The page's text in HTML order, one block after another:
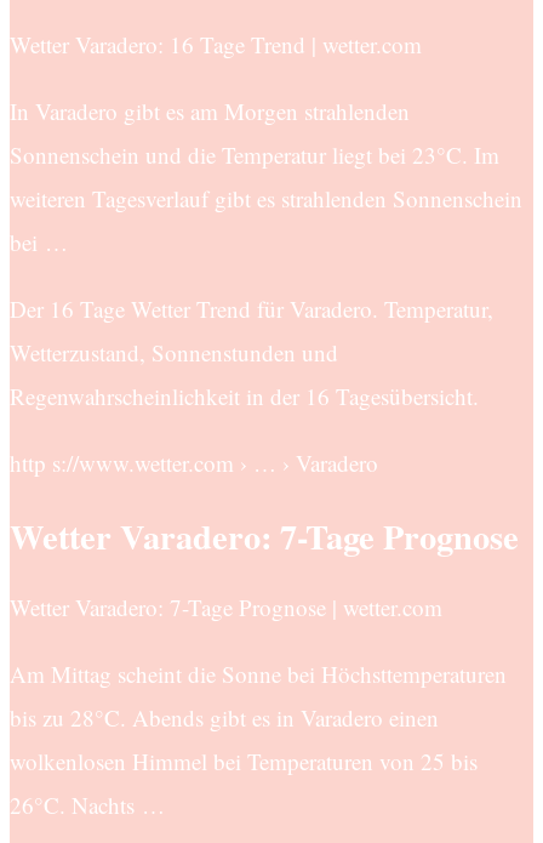
Wetter Varadero: 16 Tage Trend | wetter.com
In Varadero gibt es am Morgen strahlenden
Sonnenschein und die Temperatur liegt bei 23°C. Im
weiteren Tagesverlauf gibt es strahlenden Sonnenschein
bei …
Der 16 Tage Wetter Trend für Varadero. Temperatur,
Wetterzustand, Sonnenstunden und
Regenwahrscheinlichkeit in der 16 Tagesübersicht.
http s://www.wetter.com › … › Varadero
Wetter Varadero: 7-Tage Prognose
Wetter Varadero: 7-Tage Prognose | wetter.com
Am Mittag scheint die Sonne bei Höchsttemperaturen
bis zu 28°C. Abends gibt es in Varadero einen
wolkenlosen Himmel bei Temperaturen von 25 bis
26°C. Nachts …